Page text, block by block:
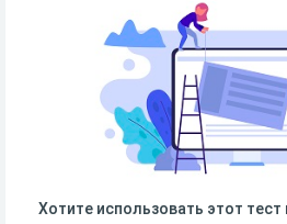
Хотите использовать этот